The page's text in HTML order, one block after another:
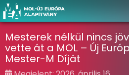
Mesterek nélkül nincs
vette át a MOL – Új
Mester-M Díját